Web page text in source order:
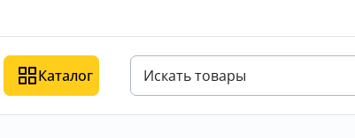
Каталог